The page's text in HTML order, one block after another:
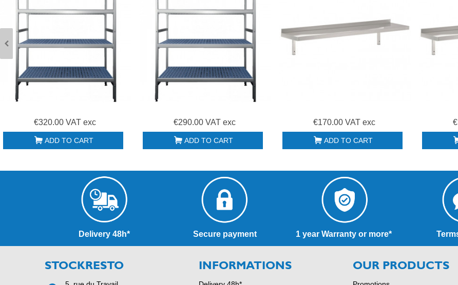
€320.00 VAT exc
ADD TO CART
€290.00 VAT exc
ADD TO CART
€170.00 VAT exc
ADD TO CART
Delivery 48h* Secure payment 1 year Warranty or more*
STOCKRESTO INFORMATIONS OUR PRODUCTS